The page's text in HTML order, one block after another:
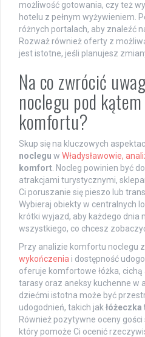
możliwość gotowania, czy też
hotelu z pełnym wyżywieniem.
różnych portalach, aby znaleźć
Rozważ również oferty z
jest istotne, jeśli planujesz
Na co zwrócić
noclegu pod
komfortu?
Skup się na kluczowych
noclegu w Władysławowie,
komfort . Nocleg powinien być
atrakcjami turystycznymi,
Ci poruszanie się pieszo lub
Wybieraj obiekty w centralnych
krótki wyjazd, aby każdego dnia
wszystkiego, co chcesz
Przy analizie komfortu noclegu
wykończenia i dostępność
oferuje komfortowe łóżka,
tarasy oraz aneksy kuchenne w
dziećmi istotna może być
udogodnień, takich jak
Również pozytywne oceny
który pomoże Ci ocenić